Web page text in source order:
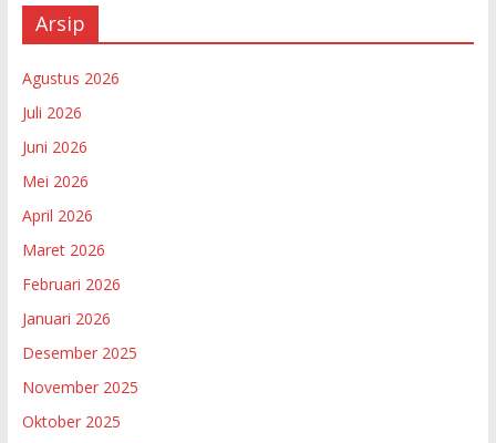
Arsip
Agustus 2026
Juli 2026
Juni 2026
Mei 2026
April 2026
Maret 2026
Februari 2026
Januari 2026
Desember 2025
November 2025
Oktober 2025